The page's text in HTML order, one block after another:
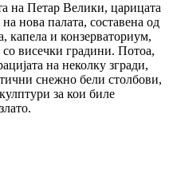
на Петар Велики, царицата
нова палата, составена од
капела и конзерваториум,
висечки градини. Потоа,
на неколку згради,
снежно бели столбови,
за кои биле